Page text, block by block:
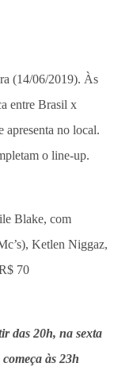
(14/06/2019). Às
entre Brasil x
no local.
o line-up.
Blake, com
Ketlen Niggaz,
70
das 20h, na sexta
às 23h